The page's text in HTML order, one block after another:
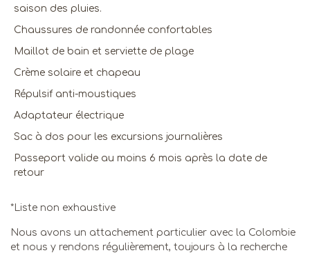
saison des pluies.
Chaussures de randonnée confortables
Maillot de bain et serviette de plage
Crème solaire et chapeau
Répulsif anti-moustiques
Adaptateur électrique
Sac à dos pour les excursions journalières
Passeport valide au moins 6 mois après la date de
retour
*Liste non exhaustive
Nous avons un attachement particulier avec la Colombie
et nous y rendons régulièrement, toujours à la recherche